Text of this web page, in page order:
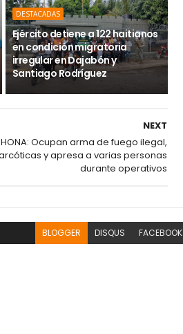
DESTACADAS
Ejército detiene a 122 haitianos
en condición migratoria
irregular en Dajabón y
Santiago Rodríguez
NEXT
Ocupan arma de fuego ilegal,
y apresa a varias personas
durante operativos
BLOGGER DISQUS FACEBOOK